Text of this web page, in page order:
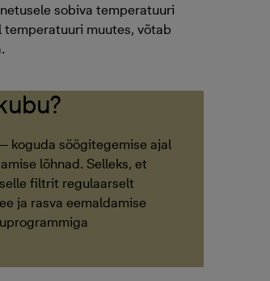
sobiva temperatuuri
muutes, võtab
koguda söögitegemise ajal
lõhnad. Selleks, et
filtrit regulaarselt
ja rasva eemaldamise